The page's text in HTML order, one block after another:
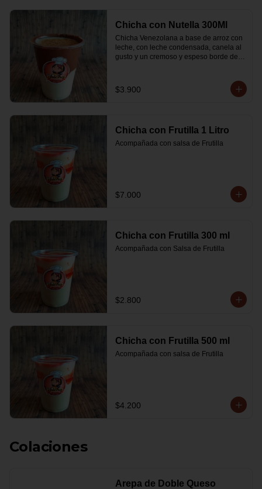
Chicha con Nutella 300Ml
Chicha Venezolana a base de arroz con
leche, con leche condensada, canela al
gusto y un cremoso y espeso borde de
$3.900
Chicha con Frutilla 1 Litro
Acompañada con salsa de Frutilla
$7.000
Chicha con Frutilla 300 ml
Acompañada con Salsa de Frutilla
$2.800
Chicha con Frutilla 500 ml
Acompañada con salsa de Frutilla
$4.200
Colaciones
Arepa de Doble Queso